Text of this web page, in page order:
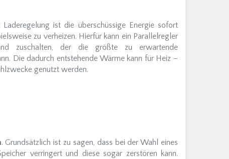
ist die überschüssige Energie sofort
zu verheizen. Hierfür kann ein Parallelregler
zuschalten, der die größte zu erwartende
Die dadurch entstehende Wärme kann für Heiz –
genutzt werden.
. Grundsätzlich ist zu sagen, dass bei der Wahl eines
verringert und diese sogar zerstören kann.